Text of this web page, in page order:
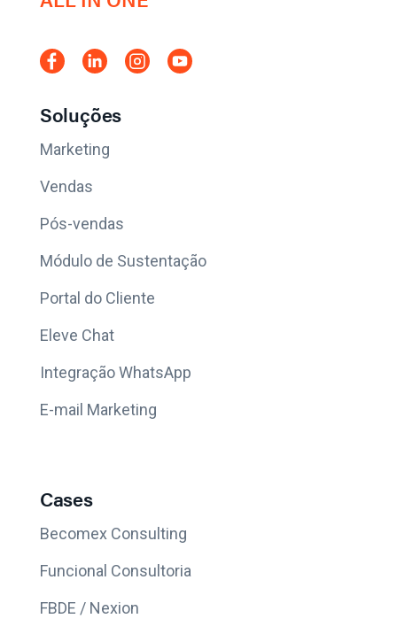
Soluções
Marketing
Vendas
Pós-vendas
Módulo de Sustentação
Portal do Cliente
Eleve Chat
Integração WhatsApp
E-mail Marketing
Cases
Becomex Consulting
Funcional Consultoria
FBDE / Nexion